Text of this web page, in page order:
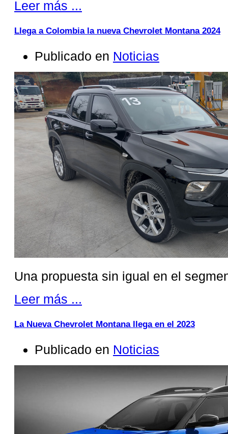
Leer más ...
Llega a Colombia la nueva Chevrolet Montana 2024
Publicado en Noticias
Una propuesta sin igual en el
Leer más ...
La Nueva Chevrolet Montana llega en el 2023
Publicado en Noticias